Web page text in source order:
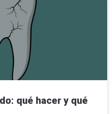
qué hacer y qué